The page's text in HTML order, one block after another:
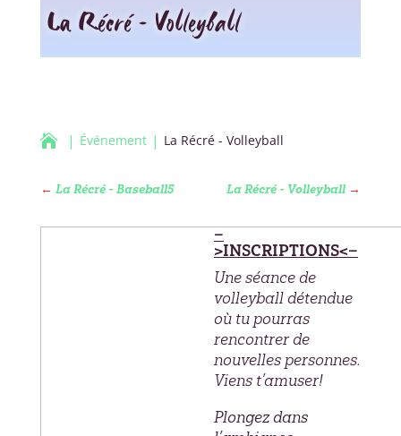
La Récré – Volleyball
 Événement La Récré - Volleyball
← La Récré - Baseball5 La Récré - Volleyball →
–
>INSCRIPTIONS<–
Une séance de
volleyball détendue
où tu pourras
rencontrer de
nouvelles personnes.
Viens t’amuser!
Plongez dans